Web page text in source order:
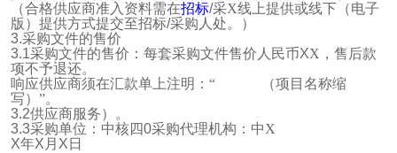
（合格供应商准入资料需在招标/采X线上提供或线下（电子
版）提供方式提交至招标/采购人处。）
3.采购文件的售价
3.1采购文件的售价：每套采购文件售价人民币XX，售后款
项不予退还。
响应供应商须在汇款单上注明：“
（项目名称缩
写）”。
3.2供应商服务）。
3.3采购单位：中核四0采购代理机构：中X
X年X 月 X 日